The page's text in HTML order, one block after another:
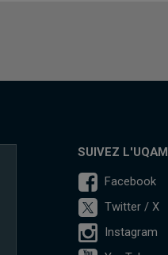
SUIVEZ L'UQAM
Facebook
Twitter / X
Instagram